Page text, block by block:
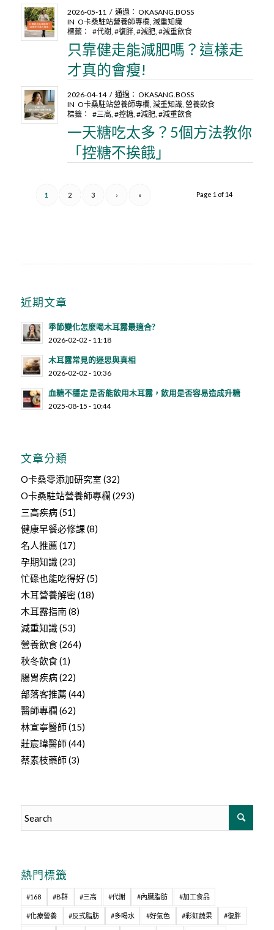
2026-05-11 / 通過： OKASANG.BOSS
IN O卡桑駐站營養師專欄, 減重知識
標籤：
#代謝, #復胖, #減肥, #減重飲食
只靠健走能減肥嗎？這樣走
才真的會瘦!
2026-04-14 / 通過： OKASANG.BOSS
IN O卡桑駐站營養師專欄, 減重知識, 營養飲食
標籤：
#三高, #控糖, #減肥, #減重飲食
一天糖吃太多？5個方法教你
「控糖不挨餓」
Page 1 of 14
1 2 3 › »
近期文章
季節變化怎麼喝木耳露最適合?
2026-02-02 - 11:18
木耳露常見的迷思與真相
2026-02-02 - 10:36
血糖不穩定 是否能飲用木耳露，飲用是否容易造成升糖
2025-08-15 - 10:44
文章分類
O卡桑零添加研究室 (32)
O卡桑駐站營養師專欄 (293)
三高疾病(51)
健康早餐必修課(8)
名人推薦 (17)
孕期知識(23)
忙碌也能吃得好(5)
木耳營養解密(18)
木耳露指南(8)
減重知識(53)
營養飲食(264)
秋冬飲食(1)
腸胃疾病(22)
部落客推薦 (44)
醫師專欄 (62)
林宣寧醫師(15)
莊宸瑋醫師(44)
蔡素枝藥師(3)
熱門標籤
#168 #B群 #三高 #代謝 #內臟脂肪 #加工食品
#化療營養 #反式脂肪 #多喝水 #好氣色 #彩虹蔬果 #復胖